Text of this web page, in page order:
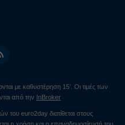
με καθυστέρηση 15’. Οι τιμές των
από την InBroker
του euro2day διατίθεται στους